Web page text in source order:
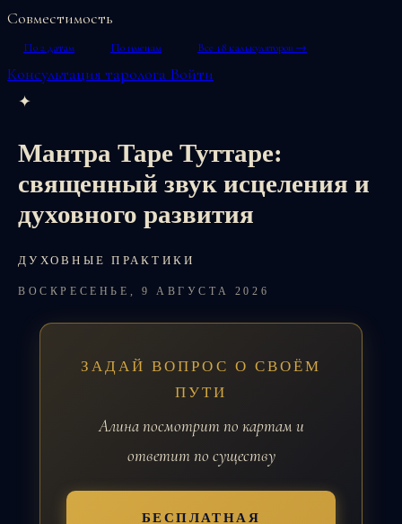
Совместимость
По 2 датам По именам Все 18 калькуляторов →
Консультация таролога Войти
✦
Мантра Таре Туттаре:
священный звук исцеления и
духовного развития
ДУХОВНЫЕ ПРАКТИКИ
ВОСКРЕСЕНЬЕ, 9 АВГУСТА 2026
ЗАДАЙ ВОПРОС О СВОЁМ
ПУТИ
Алина посмотрит по картам и
ответит по существу
БЕСПЛАТНАЯ